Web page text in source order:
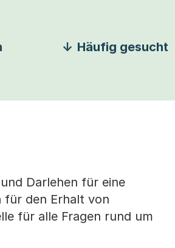
Häufig gesucht
Darlehen für eine
für den Erhalt von
für alle Fragen rund um